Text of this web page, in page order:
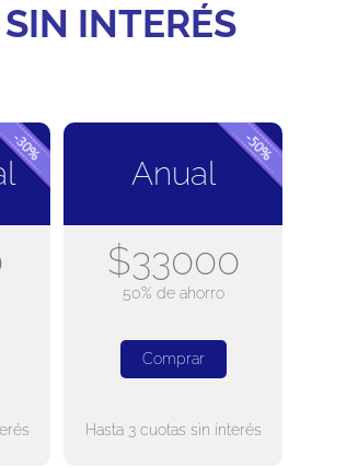
INTERÉS
Anual
$33000
50% de ahorro
Comprar
Hasta 3 cuotas sin interés